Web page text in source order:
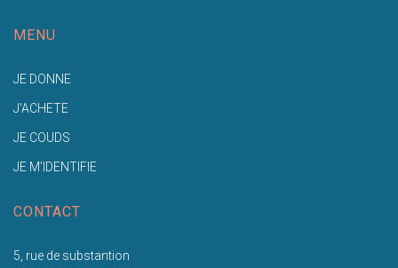
MENU
JE DONNE
J'ACHETE
JE COUDS
JE M'IDENTIFIE
CONTACT
5, rue de substantion